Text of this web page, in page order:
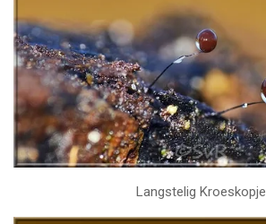
Langstelig Kroeskopje